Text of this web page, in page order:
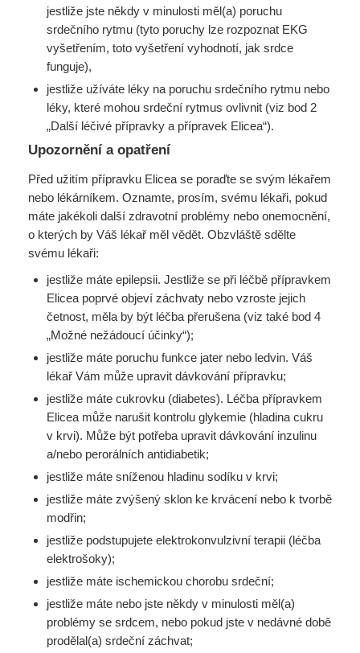
jestliže jste někdy v minulosti měl(a) poruchu
srdečního rytmu (tyto poruchy lze rozpoznat EKG
vyšetřením, toto vyšetření vyhodnotí, jak srdce
funguje),
jestliže užíváte léky na poruchu srdečního rytmu nebo
léky, které mohou srdeční rytmus ovlivnit (viz bod 2
„Další léčivé přípravky a přípravek Elicea“).
Upozornění a opatření
Před užitím přípravku Elicea se poraďte se svým lékařem
nebo lékárníkem. Oznamte, prosím, svému lékaři, pokud
máte jakékoli další zdravotní problémy nebo onemocnění,
o kterých by Váš lékař měl vědět. Obzvláště sdělte
svému lékaři:
jestliže máte epilepsii. Jestliže se při léčbě přípravkem
Elicea poprvé objeví záchvaty nebo vzroste jejich
četnost, měla by být léčba přerušena (viz také bod 4
„Možné nežádoucí účinky“);
jestliže máte poruchu funkce jater nebo ledvin. Váš
lékař Vám může upravit dávkování přípravku;
jestliže máte cukrovku (diabetes). Léčba přípravkem
Elicea může narušit kontrolu glykemie (hladina cukru
v krvi). Může být potřeba upravit dávkování inzulinu
a/nebo perorálních antidiabetik;
jestliže máte sníženou hladinu sodíku v krvi;
jestliže máte zvýšený sklon ke krvácení nebo k tvorbě
modřin;
jestliže podstupujete elektrokonvulzivní terapii (léčba
elektrošoky);
jestliže máte ischemickou chorobu srdeční;
jestliže máte nebo jste někdy v minulosti měl(a)
problémy se srdcem, nebo pokud jste v nedávné době
prodělal(a) srdeční záchvat;